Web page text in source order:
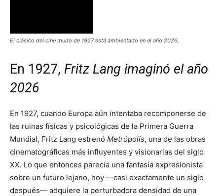
El clásico del cine mudo de 1927 está ambientado en el año 2026,
En 1927, Fritz Lang imaginó el año
2026
En 1927, cuando Europa aún intentaba recomponerse de
las ruinas físicas y psicológicas de la Primera Guerra
Mundial, Fritz Lang estrenó Metrópolis, una de las obras
cinematográficas más influyentes y visionarias del siglo
XX. Lo que entonces parecía una fantasía expresionista
sobre un futuro lejano, hoy —casi exactamente un siglo
después— adquiere la perturbadora densidad de una